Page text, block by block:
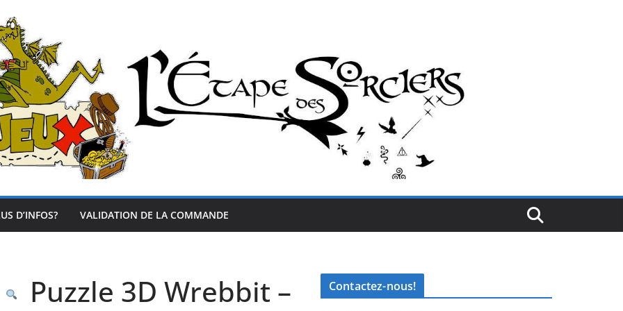
D’INFOS? VALIDATION DE LA COMMANDE
Puzzle 3D Wrebbit –
Contactez-nous!